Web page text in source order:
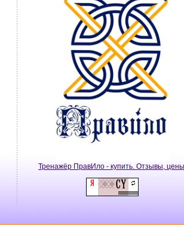
Тренажёр ПравИло - купить. Отзывы, цены.